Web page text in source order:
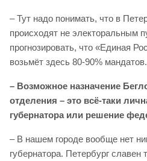
– Тут надо понимать, что в
происходят не электоральным
прогнозировать, что «Единая
возьмёт здесь 80-90% мандатов.
– Возможное назначение
отделения – это всё-таки
губернатора или решение
– В нашем городе вообще нет
губернатора. Петербург славен